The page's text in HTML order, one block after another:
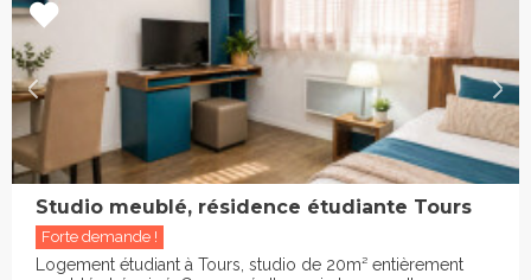
Studio meublé, résidence étudiante Tours
Forte demande !
Logement étudiant à Tours, studio de 20m² entièrement